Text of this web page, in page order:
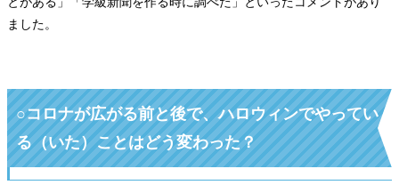
ました。
○コロナが広がる前と後で、ハロウィンでやってい
る（いた）ことはどう変わった？